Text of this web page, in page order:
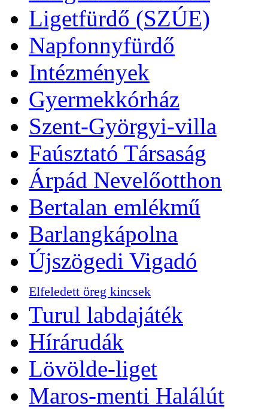
Ligetfürdő (SZÚE)
Napfonnyfürdő
Intézmények
Gyermekkórház
Szent-Györgyi-villa
Faúsztató Társaság
Árpád Nevelőotthon
Bertalan emlékmű
Barlangkápolna
Újszögedi Vigadó
Elfeledett öreg kincsek
Turul labdajáték
Hírárudák
Lövölde-liget
Maros-menti Halálút